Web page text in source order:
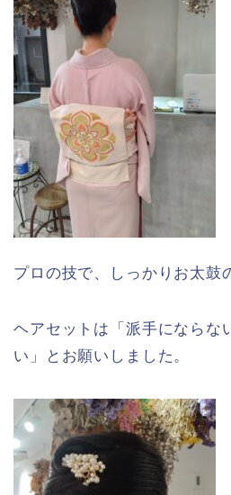
プロの技で、しっかりお太鼓
ヘアセットは「派手にならな
い」とお願いしました。